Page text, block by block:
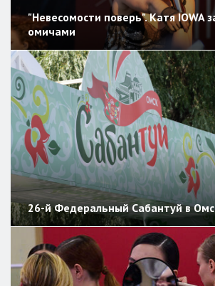
"Невесомости поверь". Катя IOWA
омичами
26-й Федеральный Сабантуй в